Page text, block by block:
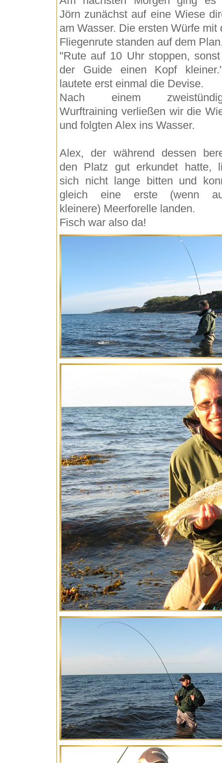
Jörn zunächst auf eine Wiese
am Wasser. Die ersten Würfe mit
Fliegenrute standen auf dem
"Rute auf 10 Uhr stoppen,
der Guide einen Kopf
lautete erst einmal die Devise.
Nach einem
Wurftraining verließen wir die
und folgten Alex ins Wasser.
Alex, der während dessen
den Platz gut erkundet hatte,
sich nicht lange bitten und
gleich eine erste (wenn
kleinere) Meerforelle landen.
Fisch war also da!